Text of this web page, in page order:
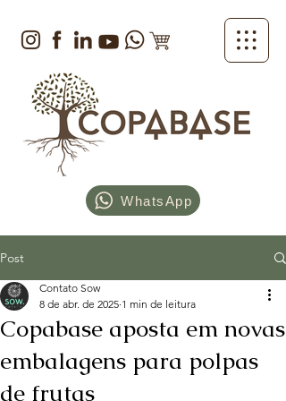
WhatsApp
Post
Copabase aposta em novas
embalagens para polpas
de frutas
Contato Sow
8 de abr. de 2025 1 min de leitura